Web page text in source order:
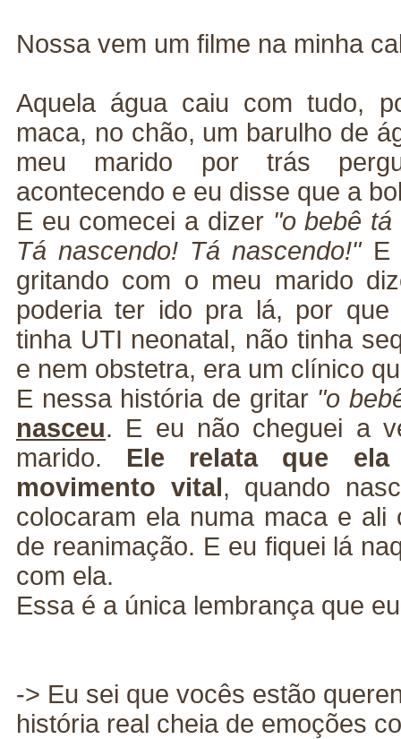
Nossa vem um filme na minha
Aquela água caiu com tudo,
maca, no chão, um barulho de
meu marido por trás
acontecendo e eu disse que a
E eu comecei a dizer "o bebê
Tá nascendo! Tá nascendo!"E
gritando com o meu marido
poderia ter ido pra lá, por que
tinha UTI neonatal, não tinha
e nem obstetra, era um clínico
E nessa história de gritar "o
nasceu. E eu não cheguei a
marido. Ele relata que
movimento vital, quando
colocaram ela numa maca e ali
de reanimação. E eu fiquei lá
com ela.
Essa é a única lembrança que
-> Eu sei que vocês estão
história real cheia de emoções